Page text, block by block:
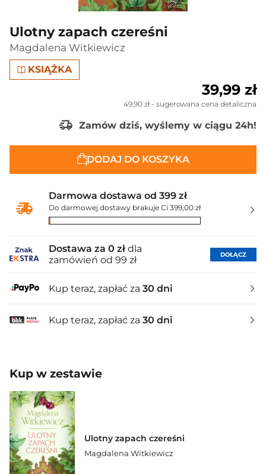
Ulotny zapach czereśni
Magdalena Witkiewicz
KSIĄŻKA
39,99 zł
49,90 zł - sugerowana cena detaliczna
Zamów dziś, wyślemy w ciągu 24h!
DODAJ DO KOSZYKA
Darmowa dostawa od 399 zł
Do darmowej dostawy brakuje Ci 399,00 zł
Dostawa za 0 zł dla
zamówień od 99 zł
DOŁĄCZ
Kup teraz, zapłać za 30 dni
Kup teraz, zapłać za 30 dni
Kup w zestawie
Ulotny zapach czereśni
Magdalena Witkiewicz